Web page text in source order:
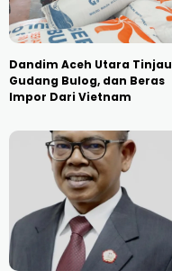
Dandim Aceh Utara Tinjau
Gudang Bulog, dan Beras
Impor Dari Vietnam